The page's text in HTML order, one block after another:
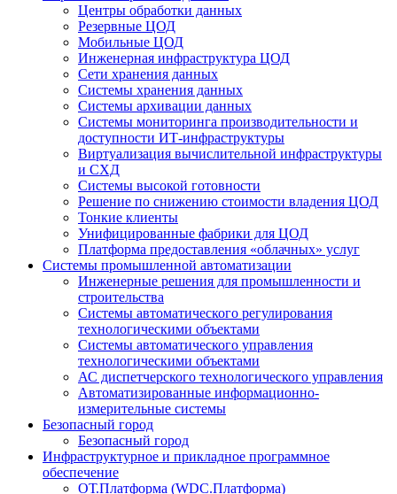
Центры обработки данных
Резервные ЦОД
Мобильные ЦОД
Инженерная инфраструктура ЦОД
Сети хранения данных
Cистемы хранения данных
Системы архивации данных
Системы мониторинга производительности и
доступности ИТ-инфраструктуры
Виртуализация вычислительной инфраструктуры
и СХД
Системы высокой готовности
Решение по снижению стоимости владения ЦОД
Тонкие клиенты
Унифицированные фабрики для ЦОД
Платформа предоставления «облачных» услуг
Системы промышленной автоматизации
Инженерные решения для промышленности и
строительства
Системы автоматического регулирования
технологическими объектами
Системы автоматического управления
технологическими объектами
АС диспетчерского технологического управления
Автоматизированные информационно-
измерительные системы
Безопасный город
Безопасный город
Инфраструктурное и прикладное программное
обеспечение
ОТ.Платформа (WDC.Платформа)